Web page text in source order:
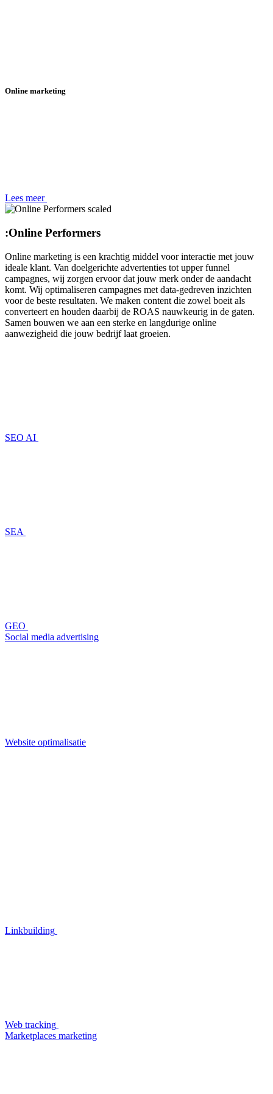
Online marketing
Lees meer
:Online Performers
Online marketing is een krachtig middel voor interactie met jouw
ideale klant. Van doelgerichte advertenties tot upper funnel
campagnes, wij zorgen ervoor dat jouw merk onder de aandacht
komt. Wij optimaliseren campagnes met data-gedreven inzichten
voor de beste resultaten. We maken content die zowel boeit als
converteert en houden daarbij de ROAS nauwkeurig in de gaten.
Samen bouwen we aan een sterke en langdurige online
aanwezigheid die jouw bedrijf laat groeien.
SEO AI
SEA
GEO
Social media advertising
Website optimalisatie
Linkbuilding
Web tracking
Marketplaces marketing